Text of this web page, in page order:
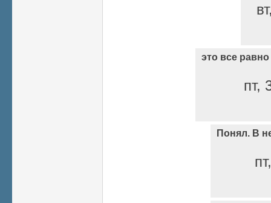
это все
пт,
Понял. В